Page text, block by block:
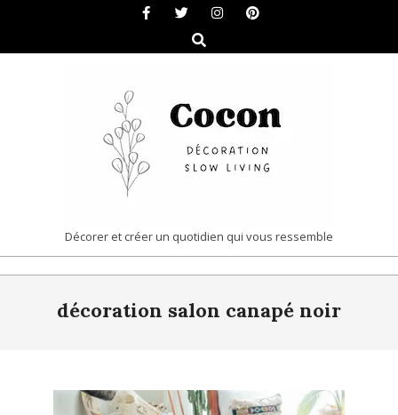
content
Search
COCON
|
DÉCORATION
LIVING
Décorer et créer un quotidien qui vous ressemble
Navigationdécoration salon canapé noir